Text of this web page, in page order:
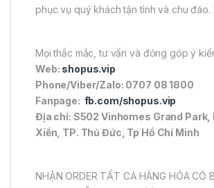
phục vụ quý khách tận tình và chu đáo.
Mọi thắc mắc, tư vấn và đóng góp ý
Web: shopus.vip
Phone/Viber/Zalo: 0707 08 1800
Fanpage: fb.com/shopus.vip
Địa chỉ: S502 Vinhomes Grand Park,
Xiển, TP. Thủ Đức, Tp Hồ Chí Minh
NHẬN ORDER TẤT CẢ HÀNG HÓA CÓ